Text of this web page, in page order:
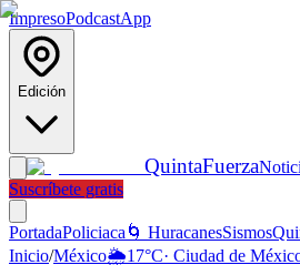
ImpresoPodcastApp
Edición
QuintaFuerza
Suscríbete gratis
PortadaPoliciaca 🌀 HuracanesSismos
Inicio/México🌦️17°C· Ciudad de